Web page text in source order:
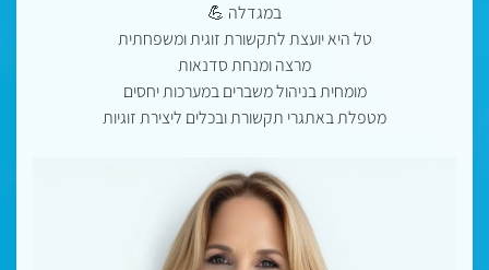
במגדלה 💪
טל היא יועצת לתקשורת זוגית ומשפחתית
מרצה ומנחת סדנאות
מומחית בניהול משברים במערכות יחסים
מטפלת באתגרי תקשורת ובכלים ליצירת זוגיות